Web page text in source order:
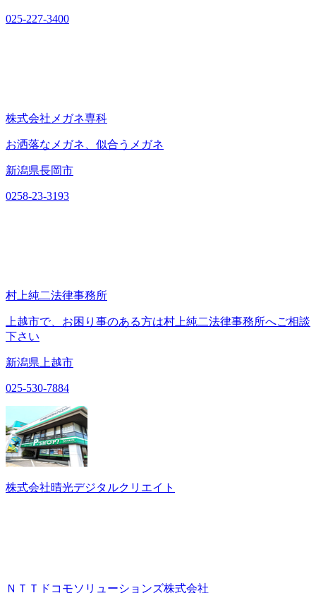
025-227-3400
株式会社メガネ専科
お洒落なメガネ、似合うメガネ
新潟県長岡市
0258-23-3193
村上純二法律事務所
上越市で、お困り事のある方は村上純二法律事務所へご相談
下さい
新潟県上越市
025-530-7884
株式会社晴光デジタルクリエイト
ＮＴＴドコモソリューションズ株式会社